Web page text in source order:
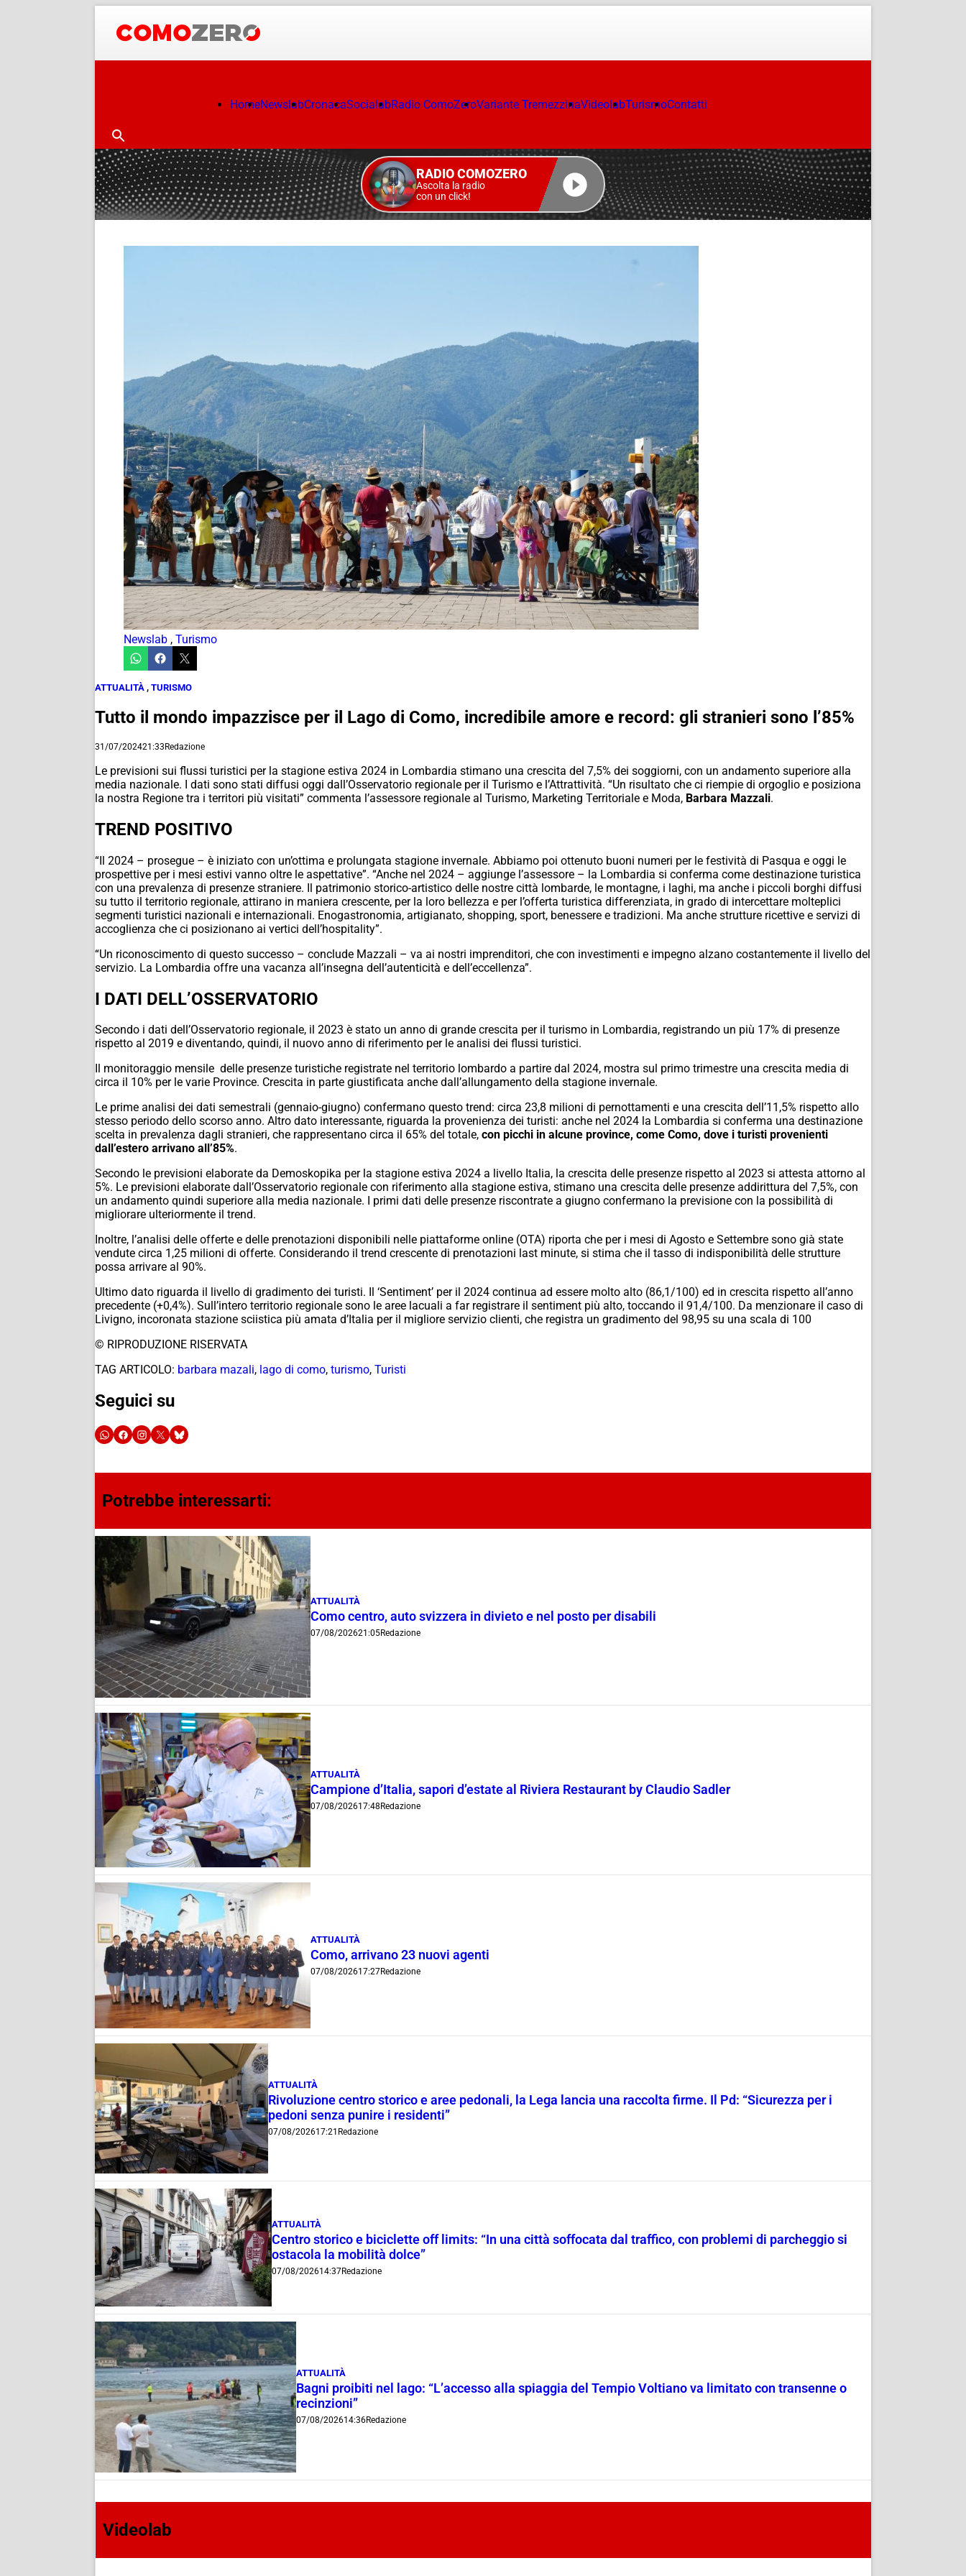
HomeNewslabCronacaSocialabRadio ComoZeroVariante TremezzinaVideolabTurismoContatti
RADIO COMOZERO
Ascolta la radio
con un click!
Newslab , Turismo
ATTUALITÀ , TURISMO
Tutto il mondo impazzisce per il Lago di Como, incredibile amore e record: gli stranieri sono l’85%
31/07/202421:33Redazione
Le previsioni sui flussi turistici per la stagione estiva 2024 in Lombardia stimano una crescita del 7,5% dei soggiorni, con un andamento superiore alla
media nazionale. I dati sono stati diffusi oggi dall’Osservatorio regionale per il Turismo e l’Attrattività. “Un risultato che ci riempie di orgoglio e posiziona
la nostra Regione tra i territori più visitati” commenta l’assessore regionale al Turismo, Marketing Territoriale e Moda, Barbara Mazzali.
TREND POSITIVO
“Il 2024 – prosegue – è iniziato con un’ottima e prolungata stagione invernale. Abbiamo poi ottenuto buoni numeri per le festività di Pasqua e oggi le
prospettive per i mesi estivi vanno oltre le aspettative”. “Anche nel 2024 – aggiunge l’assessore – la Lombardia si conferma come destinazione turistica
con una prevalenza di presenze straniere. Il patrimonio storico-artistico delle nostre città lombarde, le montagne, i laghi, ma anche i piccoli borghi diffusi
su tutto il territorio regionale, attirano in maniera crescente, per la loro bellezza e per l’offerta turistica differenziata, in grado di intercettare molteplici
segmenti turistici nazionali e internazionali. Enogastronomia, artigianato, shopping, sport, benessere e tradizioni. Ma anche strutture ricettive e servizi di
accoglienza che ci posizionano ai vertici dell’hospitality”.
“Un riconoscimento di questo successo – conclude Mazzali – va ai nostri imprenditori, che con investimenti e impegno alzano costantemente il livello del
servizio. La Lombardia offre una vacanza all’insegna dell’autenticità e dell’eccellenza”.
I DATI DELL’OSSERVATORIO
Secondo i dati dell’Osservatorio regionale, il 2023 è stato un anno di grande crescita per il turismo in Lombardia, registrando un più 17% di presenze
rispetto al 2019 e diventando, quindi, il nuovo anno di riferimento per le analisi dei flussi turistici.
Il monitoraggio mensile delle presenze turistiche registrate nel territorio lombardo a partire dal 2024, mostra sul primo trimestre una crescita media di
circa il 10% per le varie Province. Crescita in parte giustificata anche dall’allungamento della stagione invernale.
Le prime analisi dei dati semestrali (gennaio-giugno) confermano questo trend: circa 23,8 milioni di pernottamenti e una crescita dell’11,5% rispetto allo
stesso periodo dello scorso anno. Altro dato interessante, riguarda la provenienza dei turisti: anche nel 2024 la Lombardia si conferma una destinazione
scelta in prevalenza dagli stranieri, che rappresentano circa il 65% del totale, con picchi in alcune province, come Como, dove i turisti provenienti
dall’estero arrivano all’85%.
Secondo le previsioni elaborate da Demoskopika per la stagione estiva 2024 a livello Italia, la crescita delle presenze rispetto al 2023 si attesta attorno al
5%. Le previsioni elaborate dall’Osservatorio regionale con riferimento alla stagione estiva, stimano una crescita delle presenze addirittura del 7,5%, con
un andamento quindi superiore alla media nazionale. I primi dati delle presenze riscontrate a giugno confermano la previsione con la possibilità di
migliorare ulteriormente il trend.
Inoltre, l’analisi delle offerte e delle prenotazioni disponibili nelle piattaforme online (OTA) riporta che per i mesi di Agosto e Settembre sono già state
vendute circa 1,25 milioni di offerte. Considerando il trend crescente di prenotazioni last minute, si stima che il tasso di indisponibilità delle strutture
possa arrivare al 90%.
Ultimo dato riguarda il livello di gradimento dei turisti. Il ‘Sentiment’ per il 2024 continua ad essere molto alto (86,1/100) ed in crescita rispetto all’anno
precedente (+0,4%). Sull’intero territorio regionale sono le aree lacuali a far registrare il sentiment più alto, toccando il 91,4/100. Da menzionare il caso di
Livigno, incoronata stazione sciistica più amata d’Italia per il migliore servizio clienti, che registra un gradimento del 98,95 su una scala di 100
© RIPRODUZIONE RISERVATA
TAG ARTICOLO: barbara mazali, lago di como, turismo, Turisti
Seguici su
Potrebbe interessarti:
ATTUALITÀ
Como centro, auto svizzera in divieto e nel posto per disabili
07/08/202621:05Redazione
ATTUALITÀ
Campione d’Italia, sapori d’estate al Riviera Restaurant by Claudio Sadler
07/08/202617:48Redazione
ATTUALITÀ
Como, arrivano 23 nuovi agenti
07/08/202617:27Redazione
ATTUALITÀ
Rivoluzione centro storico e aree pedonali, la Lega lancia una raccolta firme. Il Pd: “Sicurezza per i
pedoni senza punire i residenti”
07/08/202617:21 Redazione
ATTUALITÀ
Centro storico e biciclette off limits: “In una città soffocata dal traffico, con problemi di parcheggio si
ostacola la mobilità dolce”
07/08/202614:37Redazione
ATTUALITÀ
Bagni proibiti nel lago: “L’accesso alla spiaggia del Tempio Voltiano va limitato con transenne o
recinzioni”
07/08/202614:36Redazione
Videolab